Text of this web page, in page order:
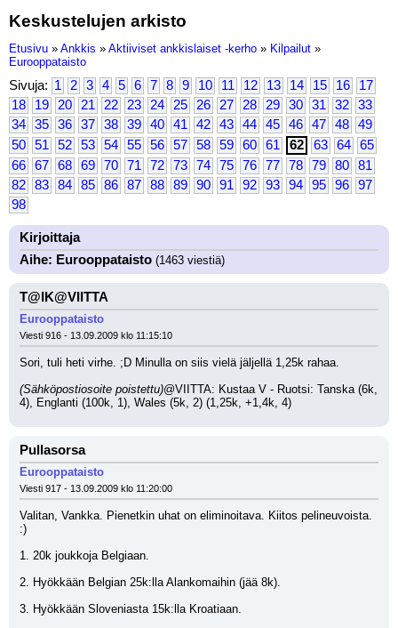
Keskustelujen arkisto
Etusivu » Ankkis » Aktiiviset ankkislaiset -kerho » Kilpailut »
Eurooppataisto
Sivuja: 1 2 3 4 5 6 7 8 9 10 11 12 13 14 15 16
17
18
19 20 21 22 23 24 25 26 27 28 29 30 31 32
33
34
35 36 37 38 39 40 41 42 43 44 45 46 47 48
49
50
51 52 53 54 55 56 57 58 59 60 61 62 63 64
65
66
67 68 69 70 71 72 73 74 75 76 77 78 79 80
81
82
83 84 85 86 87 88 89 90 91 92 93 94 95 96
97
98
Kirjoittaja
Aihe: Eurooppataisto (1463 viestiä)
T@IK@VIITTA
Eurooppataisto
Viesti 916 - 13.09.2009 klo 11:15:10
Sori, tuli heti virhe. ;D Minulla on siis vielä jäljellä 1,25k rahaa.
(Sähköpostiosoite poistettu)@VIITTA: Kustaa V - Ruotsi: Tanska (6k,
4), Englanti (100k, 1), Wales (5k, 2) (1,25k, +1,4k, 4)
Pullasorsa
Eurooppataisto
Viesti 917 - 13.09.2009 klo 11:20:00
Valitan, Vankka. Pienetkin uhat on eliminoitava. Kiitos pelineuvoista.
:)
1. 20k joukkoja Belgiaan.
2. Hyökkään Belgian 25k:lla Alankomaihin (jää 8k).
3. Hyökkään Sloveniasta 15k:lla Kroatiaan.